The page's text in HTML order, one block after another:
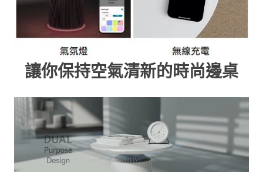
讓你保持空氣清新的時尚邊桌